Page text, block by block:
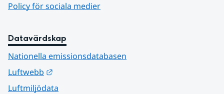
Policy för sociala medier
Datavärdskap
Nationella emissionsdatabasen
Luftwebb
Luftmiljödata